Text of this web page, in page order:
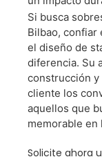
Si busca
Bilbao, confiar
el diseño de
diferencia. Su
construcción y
cliente los
aquellos que
memorable en
Solicite ahora